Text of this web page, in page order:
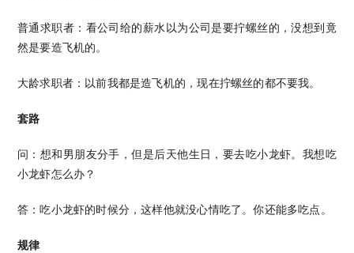
普通求职者：看公司给的薪水以为公司是要拧螺丝的，没想到竟
然是要造飞机的。
大龄求职者：以前我都是造飞机的，现在拧螺丝的都不要我。
套路
问：想和男朋友分手，但是后天他生日，要去吃小龙虾。我想吃
小龙虾怎么办？
答：吃小龙虾的时候分，这样他就没心情吃了。你还能多吃点。
规律